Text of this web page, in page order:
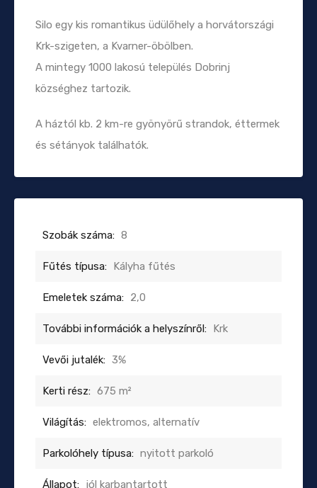
Silo egy kis romantikus üdülőhely a horvátországi
Krk-szigeten, a Kvarner-öbölben.
A mintegy 1000 lakosú település Dobrinj
községhez tartozik.
A háztól kb. 2 km-re gyönyörű strandok, éttermek
és sétányok találhatók.
Szobák száma: 8
Fűtés típusa: Kályha fűtés
Emeletek száma: 2,0
További információk a helyszínről: Krk
Vevői jutalék: 3%
Kerti rész: 675 m²
Világítás: elektromos, alternatív
Parkolóhely típusa: nyitott parkoló
Állapot: jól karbantartott